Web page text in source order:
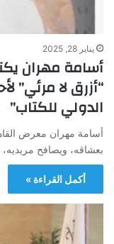
يناير 28, 2025
أسامة مهران
“أزرق لا مرئي”
الدولي للكتاب”
أسامة مهران معرض
بعشاقه، ويصافح
أكمل القراءة »